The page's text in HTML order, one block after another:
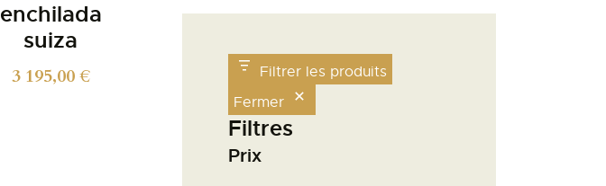
enchilada
suiza
3 195,00€
Filtrer les produits
Fermer
Filtres
Prix